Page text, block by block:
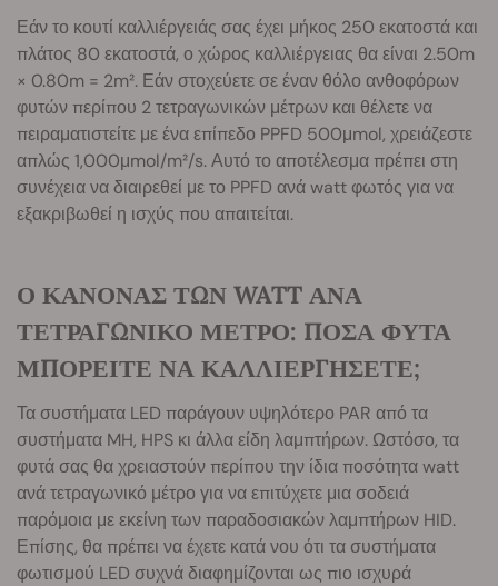
Εάν το κουτί καλλιέργειάς σας έχει μήκος 250 εκατοστά και
πλάτος 80 εκατοστά, ο χώρος καλλιέργειας θα είναι 2.50m
× 0.80m = 2m². Εάν στοχεύετε σε έναν θόλο ανθοφόρων
φυτών περίπου 2 τετραγωνικών μέτρων και θέλετε να
πειραματιστείτε με ένα επίπεδο PPFD 500μmol, χρειάζεστε
απλώς 1,000μmol/m²/s. Αυτό το αποτέλεσμα πρέπει στη
συνέχεια να διαιρεθεί με το PPFD ανά watt φωτός για να
εξακριβωθεί η ισχύς που απαιτείται.
Ο ΚΑΝΟΝΑΣ ΤΩΝ WATT ΑΝΑ
ΤΕΤΡΑΓΩΝΙΚΟ ΜΕΤΡΟ: ΠΟΣΑ ΦΥΤΑ
ΜΠΟΡΕΙΤΕ ΝΑ ΚΑΛΛΙΕΡΓΗΣΕΤΕ;
Τα συστήματα LED παράγουν υψηλότερο PAR από τα
συστήματα MH, HPS κι άλλα είδη λαμπτήρων. Ωστόσο, τα
φυτά σας θα χρειαστούν περίπου την ίδια ποσότητα watt
ανά τετραγωνικό μέτρο για να επιτύχετε μια σοδειά
παρόμοια με εκείνη των παραδοσιακών λαμπτήρων HID.
Επίσης, θα πρέπει να έχετε κατά νου ότι τα συστήματα
φωτισμού LED συχνά διαφημίζονται ως πιο ισχυρά